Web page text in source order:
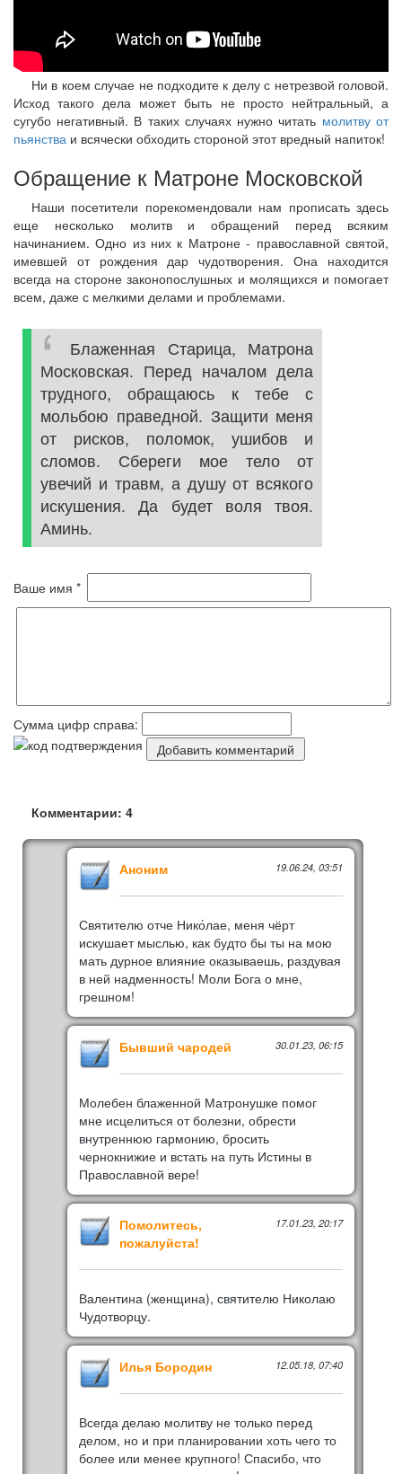
Ни в коем случае не подходите к делу с нетрезвой головой.
Исход такого дела может быть не просто нейтральный, а
сугубо негативный. В таких случаях нужно читать молитву от
пьянства и всячески обходить стороной этот вредный напиток!
Обращение к Матроне Московской
Наши посетители порекомендовали нам прописать здесь
еще несколько молитв и обращений перед всяким
начинанием. Одно из них к Матроне - православной святой,
имевшей от рождения дар чудотворения. Она находится
всегда на стороне законопослушных и молящихся и помогает
всем, даже с мелкими делами и проблемами.
Блаженная Старица, Матрона
Московская. Перед началом дела
трудного, обращаюсь к тебе с
мольбою праведной. Защити меня
от рисков, поломок, ушибов и
сломов. Сбереги мое тело от
увечий и травм, а душу от всякого
искушения. Да будет воля твоя.
Аминь.
Ваше имя *
Сумма цифр справа:
Комментарии: 4
19.06.24, 03:51
Аноним
Святителю отче Нико́лае, меня чёрт
искушает мыслью, как будто бы ты на мою
мать дурное влияние оказываешь, раздувая
в ней надменность! Моли Бога о мне,
грешном!
30.01.23, 06:15
Бывший чародей
Молебен блаженной Матронушке помог
мне исцелиться от болезни, обрести
внутреннюю гармонию, бросить
чернокнижие и встать на путь Истины в
Православной вере!
17.01.23, 20:17
Помолитесь,
пожалуйста!
Валентина (женщина), святителю Николаю
Чудотворцу.
12.05.18, 07:40
Илья Бородин
Всегда делаю молитву не только перед
делом, но и при планировании хоть чего то
более или менее крупного! Спасибо, что